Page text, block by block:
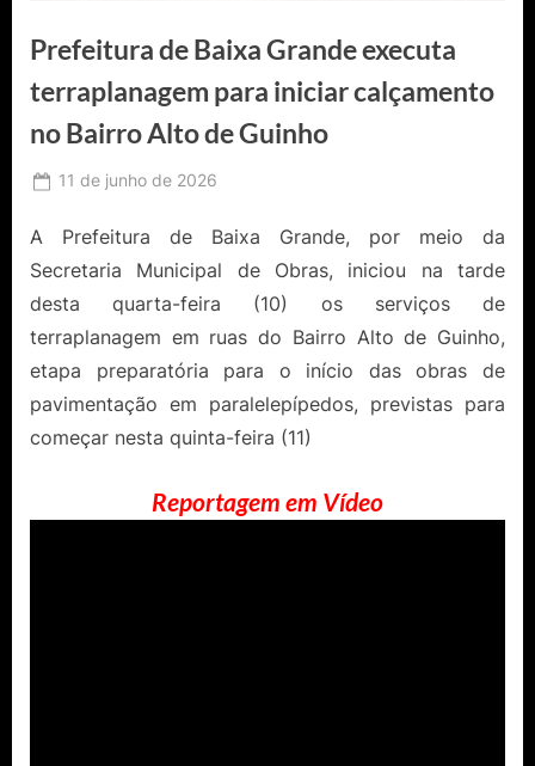
Prefeitura de Baixa Grande executa
terraplanagem para iniciar calçamento
no Bairro Alto de Guinho
Posted
11 de junho de 2026
Catureba
A Prefeitura de Baixa Grande, por meio da
Secretaria Municipal de Obras, iniciou na tarde
desta quarta-feira (10) os serviços de
terraplanagem em ruas do Bairro Alto de Guinho,
etapa preparatória para o início das obras de
pavimentação em paralelepípedos, previstas para
começar nesta quinta-feira (11)
Reportagem em Vídeo